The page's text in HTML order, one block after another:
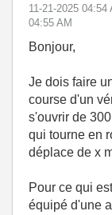
‎11-21-2025 04:54
04:55 AM
Bonjour,
Je dois faire
course d'un
s'ouvrir de
qui tourne en
déplace de x
Pour ce qui
équipé d'une